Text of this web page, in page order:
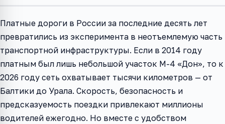
Платные дороги в России за последние десять лет
превратились из эксперимента в неотъемлемую часть
транспортной инфраструктуры. Если в 2014 году
платным был лишь небольшой участок М-4 «Дон», то к
2026 году сеть охватывает тысячи километров — от
Балтики до Урала. Скорость, безопасность и
предсказуемость поездки привлекают миллионы
водителей ежегодно. Но вместе с удобством